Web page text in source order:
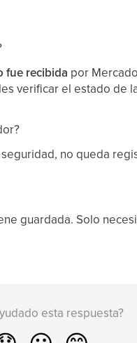
fue recibida por
verificar el estado de
no queda
guardada. Solo
esta respuesta?